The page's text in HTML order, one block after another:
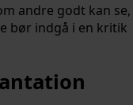
andre godt kan se,
bør indgå i en kritik